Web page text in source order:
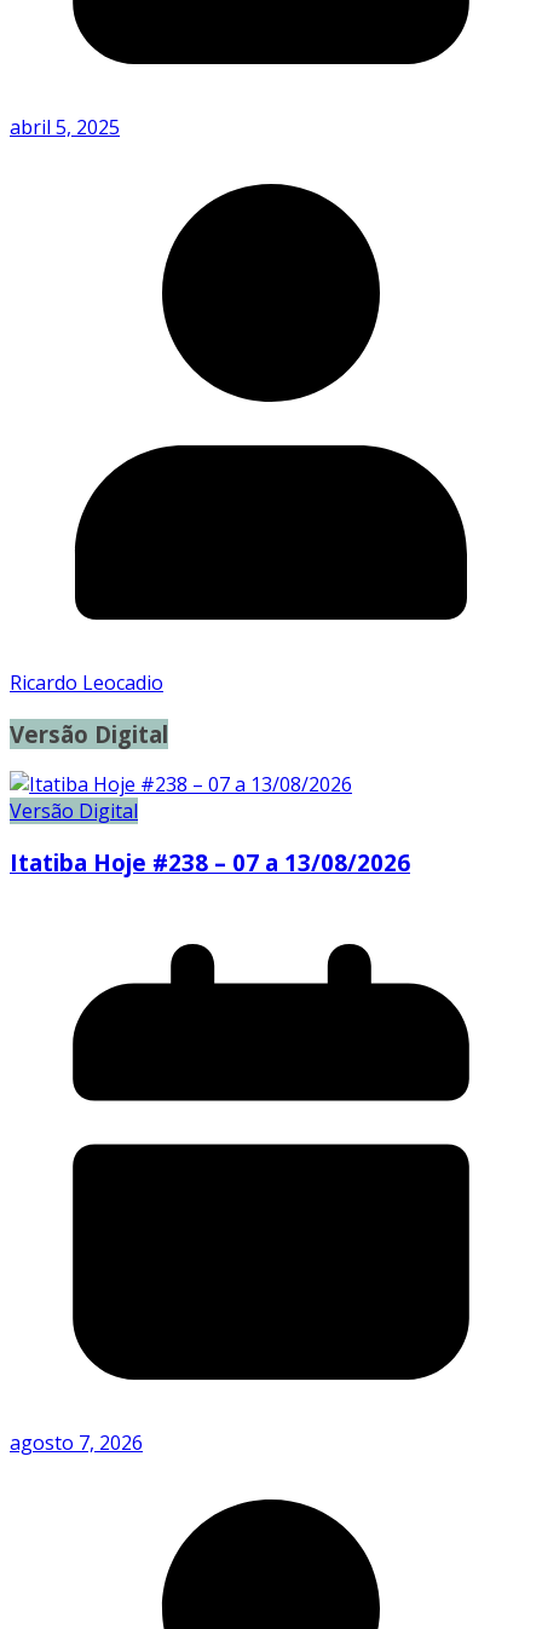
abril 5, 2025
Ricardo Leocadio
Versão Digital
Versão Digital
Itatiba Hoje #238 – 07 a 13/08/2026
agosto 7, 2026